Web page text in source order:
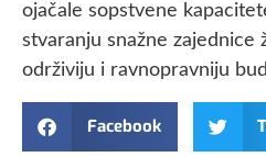
ojačale sopstvene
stvaranju snažne zajednice
održiviju i ravnopravniju
Facebook